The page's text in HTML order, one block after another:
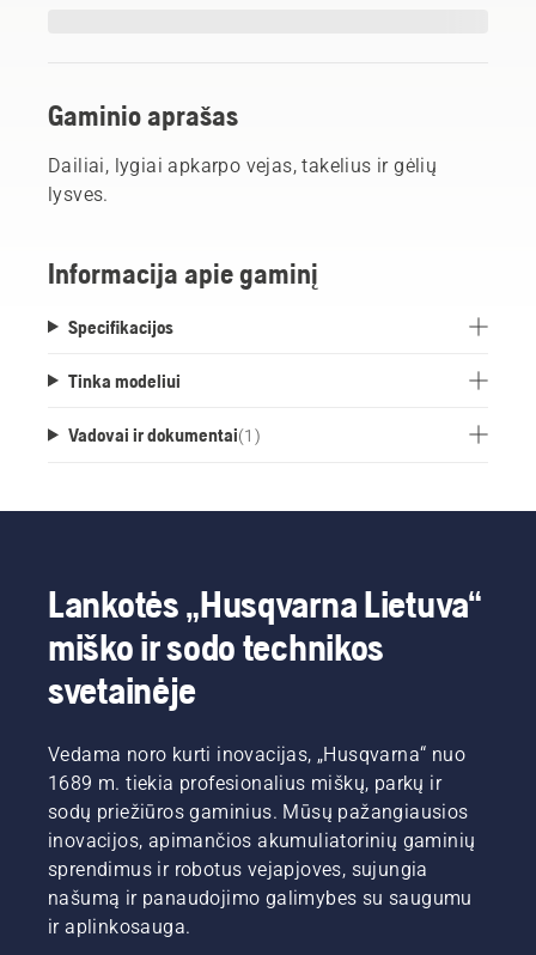
Gaminio aprašas
Dailiai, lygiai apkarpo vejas, takelius ir gėlių
lysves.
Informacija apie gaminį
Specifikacijos
Tinka modeliui
Vadovai ir dokumentai(1 )
Lankotės „Husqvarna Lietuva“
miško ir sodo technikos
svetainėje
Vedama noro kurti inovacijas, „Husqvarna“ nuo
1689 m. tiekia profesionalius miškų, parkų ir
sodų priežiūros gaminius. Mūsų pažangiausios
inovacijos, apimančios akumuliatorinių gaminių
sprendimus ir robotus vejapjoves, sujungia
našumą ir panaudojimo galimybes su saugumu
ir aplinkosauga.